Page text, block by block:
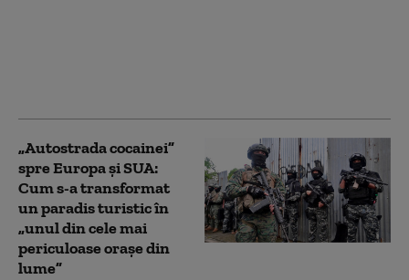
„Autostrada cocainei”
spre Europa și SUA:
Cum s-a transformat
un paradis turistic în
„unul din cele mai
periculoase orașe din
lume”